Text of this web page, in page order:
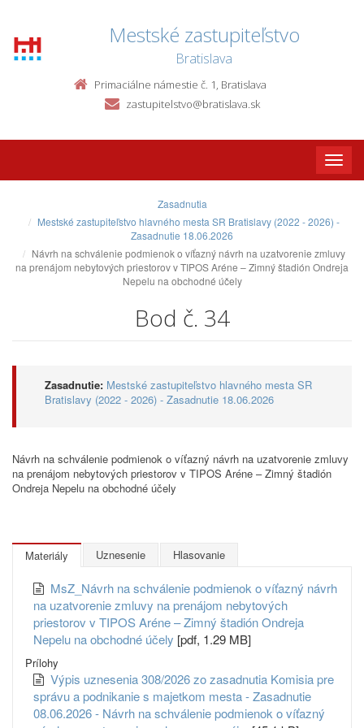
Mestské zastupiteľstvo
Bratislava
Primaciálne námestie č. 1, Bratislava
zastupitelstvo@bratislava.sk
Toggle
Zasadnutia
Mestské zastupiteľstvo hlavného mesta SR Bratislavy (2022 - 2026) -
Zasadnutie 18.06.2026
Návrh na schválenie podmienok o víťazný návrh na uzatvorenie zmluvy
na prenájom nebytových priestorov v TIPOS Aréne – Zimný štadión Ondreja
Nepelu na obchodné účely
Bod č. 34
Zasadnutie: Mestské zastupiteľstvo hlavného mesta SR
Bratislavy (2022 - 2026) - Zasadnutie 18.06.2026
Návrh na schválenie podmienok o víťazný návrh na uzatvorenie zmluvy
na prenájom nebytových priestorov v TIPOS Aréne – Zimný štadión
Ondreja Nepelu na obchodné účely
Materiály Uznesenie Hlasovanie
MsZ_Návrh na schválenie podmienok o víťazný návrh
na uzatvorenie zmluvy na prenájom nebytových
priestorov v TIPOS Aréne – Zimný štadión Ondreja
Nepelu na obchodné účely [pdf, 1.29 MB]
Prílohy
Výpis uznesenia 308/2026 zo zasadnutia Komisia pre
správu a podnikanie s majetkom mesta - Zasadnutie
08.06.2026 - Návrh na schválenie podmienok o víťazný